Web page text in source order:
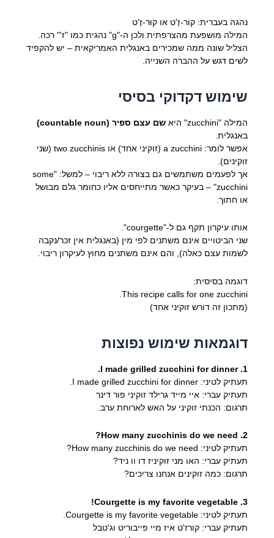
נהגה בעברית: קוֹר-זֶ'ט או קוּר-זֶ'ט
המילה מושפעת מהצרפתית ולכן ה-"g" נהגית כמו "ז'" רכה.
הצליל שונה ממה שמכירים באנגלית האמריקאית – יש להקפיד
לשים דגש על ההברה השנייה.
שימוש דקדוקי בסיסי
המילה "zucchini" היא
שם עצם ספיר (countable noun)
באנגלית.
אפשר לומר: a zucchini (זוקיני אחד) או two zucchinis (שני
זוקינים).
אך לפעמים משתמשים גם בצורה ללא ריבוי – למשל: "some
zucchini" – בעיקר כאשר מתייחסים אליו כחומר גלם מבושל
או חתוך.
אותו עיקרון תקף גם ל-"courgette".
שני הביטויים אינם משתנים לפי מין (באנגלית אין זכר/נקבה
לשמות עצם כאלה), והם אינם משתנים מחוץ לעיקרון ריבוי.
דוגמה בסיסית:
This recipe calls for one zucchini.
(מתכון זה דורש זוקיני אחד)
דוגמאות שימוש נפוצות
1. I made grilled zucchini for dinner.
תעתיק לטיני: I made grilled zucchini for dinner.
תעתיק עברי: איי מייד גרילד זוקיני פור דינר
תרגום: הכנתי זוקיני על האש לארוחת ערב.
2. How many zucchinis do we need?
תעתיק לטיני: How many zucchinis do we need?
תעתיק עברי: האו מני זוקיניז דו וו ניד?
תרגום: כמה זוקינים אנחנו צריכים?
3. Courgette is my favorite vegetable!
תעתיק לטיני: Courgette is my favorite vegetable.
תעתיק עברי: קורז'ט איז מיי פייבוריט וג'טבל